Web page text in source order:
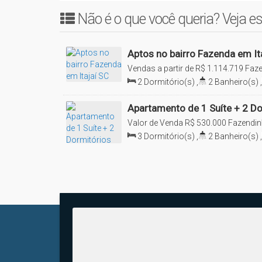
living
Nos chame pelo ícone do WhatsApp para marcarmos
Visite a NS Imóveis em Itajaí e conheça esta e outras
Não é o que você queria? Veja
Aptos no bairro Fazenda em
R$ 1.114.719
Vendas a partir de
Brasil
2 Dormitório(s) 2 Banheiro(s)
74
m²
Apartamento de 1 Suíte + 2
Fazenda em Itajaí SC
R$ 530.000
Valor de Venda
3 Dormitório(s) 2 Banheiro(s)